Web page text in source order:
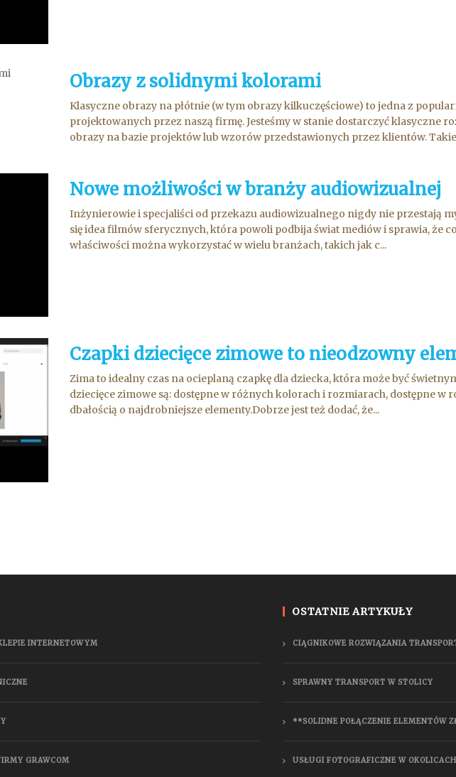
Obrazy z solidnymi kolorami
Klasyczne obrazy na płótnie (w tym obrazy kilkuczęściowe) to jedna z
projektowanych przez naszą firmę. Jesteśmy w stanie dostarczyć klasyczne
obrazy na bazie projektów lub wzorów przedstawionych przez klientów.
Nowe możliwości w branży audiowizualnej
Inżynierowie i specjaliści od przekazu audiowizualnego nigdy nie przestają
się idea filmów sferycznych, która powoli podbija świat mediów i sprawia, że
właściwości można wykorzystać w wielu branżach, takich jak c...
Czapki dziecięce zimowe to nieodzowny
Zima to idealny czas na ocieplaną czapkę dla dziecka, która może być
dziecięce zimowe są: dostępne w różnych kolorach i rozmiarach, dostępne w
dbałością o najdrobniejsze elementy.Dobrze jest też dodać, że...
INTERNETOWYM
GRAWCOM
OSTATNIE ARTYKUŁY
CIĄGNIKOWE ROZWIĄZANIA
SPRAWNY TRANSPORT W STOLICY
**SOLIDNE POŁĄCZENIE ELEMENTÓW
USŁUGI FOTOGRAFICZNE W